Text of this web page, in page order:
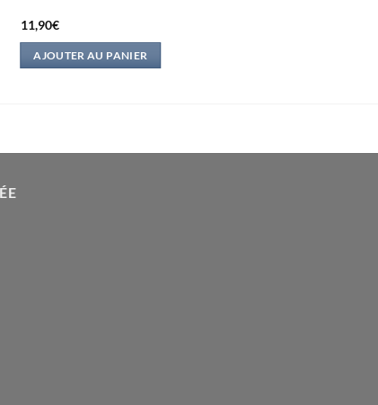
11,90€
AJOUTER AU PANIER